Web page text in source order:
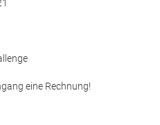
eine Rechnung!